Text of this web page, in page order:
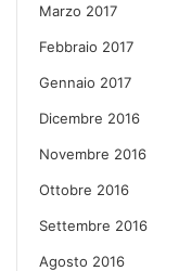
Marzo 2017
Febbraio 2017
Gennaio 2017
Dicembre 2016
Novembre 2016
Ottobre 2016
Settembre 2016
Agosto 2016